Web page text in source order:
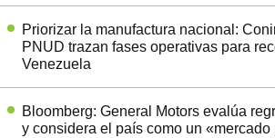
Priorizar la manufactura nacional:
PNUD trazan fases operativas para
Venezuela
Bloomberg: General Motors evalúa
y considera el país como un «mercado